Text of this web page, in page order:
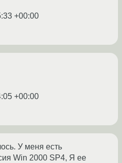
+00:00
+00:00
У меня есть
Win 2000 SP4, Я ее